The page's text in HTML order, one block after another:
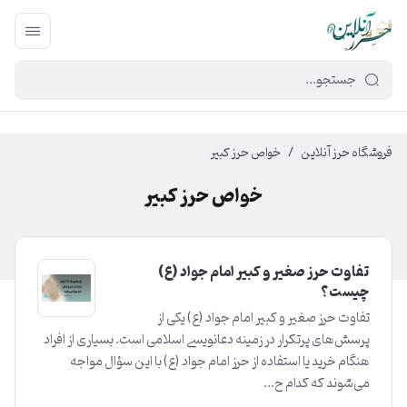
449f43cf-3da2-4422-bb12-2566cb5b8b05
فروشگاه حرز آنلاین / خواص حرز کبیر
خواص حرز کبیر
تفاوت حرز صغیر و کبیر امام جواد (ع)
چیست؟
تفاوت حرز صغیر و کبیر امام جواد (ع) یکی از
پرسش‌های پرتکرار در زمینه دعا‌نویسی اسلامی است. بسیاری از افراد
هنگام خرید یا استفاده از حرز امام جواد (ع) با این سؤال مواجه
می‌شوند که کدام ح...